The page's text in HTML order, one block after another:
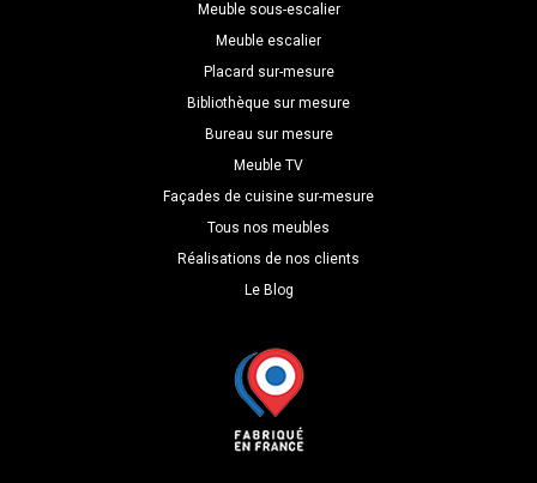
Meuble sous-escalier
Meuble escalier
Placard sur-mesure
Bibliothèque sur mesure
Bureau sur mesure
Meuble TV
Façades de cuisine sur-mesure
Tous nos meubles
Réalisations de nos clients
Le Blog